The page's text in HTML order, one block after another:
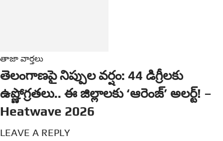
తాజా వార్తలు
తెలంగాణపై నిప్పుల వర్షం: 44 డిగ్రీలకు
ఉష్ణోగ్రతలు.. ఈ జిల్లాలకు ‘ఆరెంజ్’ అలర్ట్! ‌‌–
Heatwave 2026
LEAVE A REPLY